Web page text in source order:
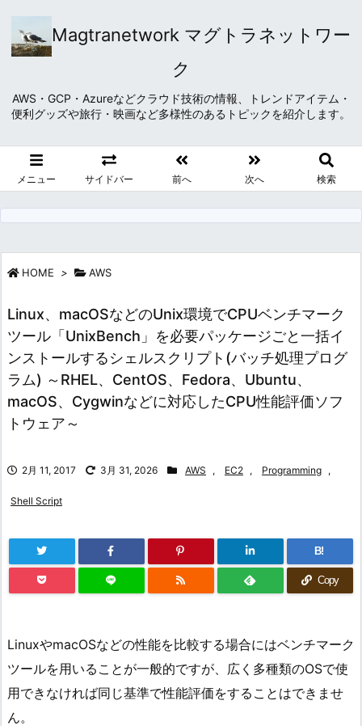
Magtranetwork マグトラネットワー
ク
AWS・GCP・Azureなどクラウド技術の情報、トレンドアイテム・
便利グッズや旅行・映画など多様性のあるトピックを紹介します。
メニュー サイドバー 前へ 次へ 検索
HOME > AWS
Linux、macOSなどのUnix環境でCPUベンチマーク
ツール「UnixBench」を必要パッケージごと一括イ
ンストールするシェルスクリプト(バッチ処理プログ
ラム) ～RHEL、CentOS、Fedora、Ubuntu、
macOS、Cygwinなどに対応したCPU性能評価ソフ
トウェア～
2月 11, 2017 3月 31, 2026 AWS , EC2 , Programming ,
Shell Script
B!
Copy
LinuxやmacOSなどの性能を比較する場合にはベンチマーク
ツールを用いることが一般的ですが、広く多種類のOSで使
用できなければ同じ基準で性能評価をすることはできませ
ん。